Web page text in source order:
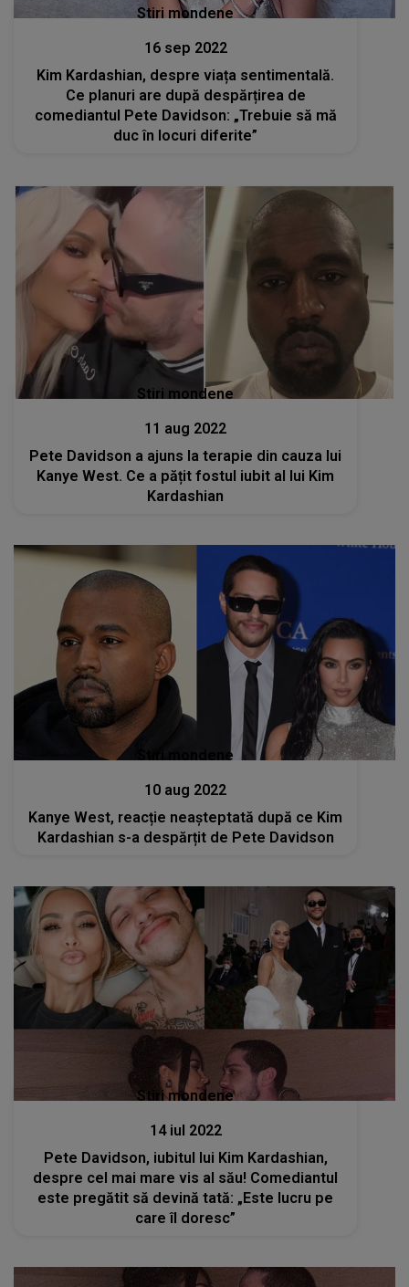
Stiri mondene
16 sep 2022
Kim Kardashian, despre viața sentimentală.
Ce planuri are după despărțirea de
comediantul Pete Davidson: „Trebuie să mă
duc în locuri diferite”
Stiri mondene
11 aug 2022
Pete Davidson a ajuns la terapie din cauza lui
Kanye West. Ce a pățit fostul iubit al lui Kim
Kardashian
Stiri mondene
10 aug 2022
Kanye West, reacție neașteptată după ce Kim
Kardashian s-a despărțit de Pete Davidson
Stiri mondene
14 iul 2022
Pete Davidson, iubitul lui Kim Kardashian,
despre cel mai mare vis al său! Comediantul
este pregătit să devină tată: „Este lucru pe
care îl doresc”